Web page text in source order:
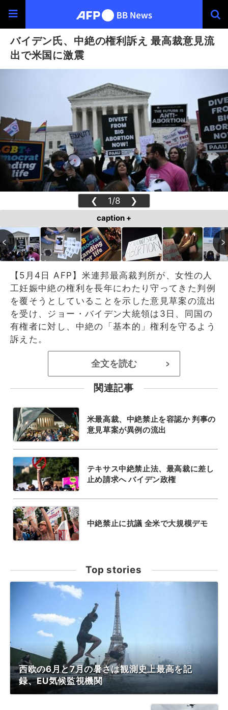
バイデン氏、中絶の権利訴え 最高裁意見流
出で米国に激震
❮ 1/8 ❯
caption +
【5月4日 AFP】米連邦最高裁判所が、女性の人
工妊娠中絶の権利を長年にわたり守ってきた判例
を覆そうとしていることを示した意見草案の流出
を受け、ジョー・バイデン大統領は3日、同国の
有権者に対し、中絶の「基本的」権利を守るよう
訴えた。
全文を読む >
関連記事
米最高裁、中絶禁止を容認か 判事の
意見草案が異例の流出
テキサス中絶禁止法、最高裁に差し
止め請求へ バイデン政権
中絶禁止に抗議 全米で大規模デモ
Top stories
西欧の6月と7月の暑さは観測史上最高を記
録、EU気候監視機関